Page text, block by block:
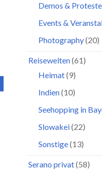
Demos & Proteste
Events &
Photography(20)
Reisewelten(61)
Heimat(9)
Indien(10)
Seehopping in
Slowakei(22)
Sonstige(13)
Serano privat(58)